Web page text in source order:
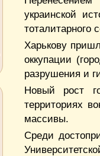
украинской
тоталитарного
Харькову
оккупации
разрушения и
Новый рост
территориях
массивы.
Среди